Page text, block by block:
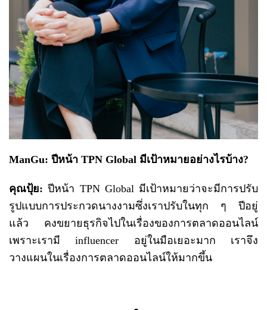
ManGu: ปีหน้า TPN Global มีเป้าหมายอย่างไรบ้าง?
คุณปุ้ย: ปีหน้า TPN Global มีเป้าหมายว่าจะมีการปรับ
รูปแบบการประกวดนางงามซึ่งเราปรับในทุก ๆ ปีอยู่
แล้ว คงขยายธุรกิจไปในเรื่องของการตลาดออนไลน์
เพราะเรามี influencer อยู่ในมือเยอะมาก เราจึง
วางแผนในเรื่องการตลาดออนไลน์ให้มากขึ้น